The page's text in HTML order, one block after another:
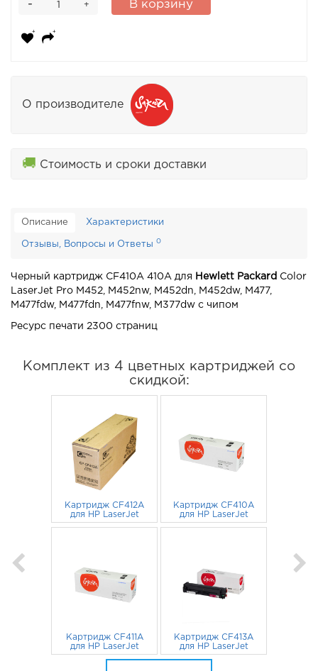
+
- В корзину
О производителе
🚚 Стоимость и сроки доставки
Описание Характеристики
Отзывы, Вопросы и Ответы 0
Черный картридж CF410A 410A для Hewlett Packard Color
LaserJet Pro M452, M452nw, M452dn, M452dw, M477,
M477fdw,
M477fdn, M477fnw, M377dw с чипом
Ресурс печати 2300 страниц
Комплект из 4 цветных картриджей со
скидкой:
Картридж CF412A
для HP LaserJet
M377dw, M477fdn,
Картридж CF410A
для HP LaserJet
M377dw, M477fdn,
Картридж CF411A
для HP LaserJet
M377dw, M477fdn,
Картридж CF413A
для HP LaserJet
M377dw, M477fdn,